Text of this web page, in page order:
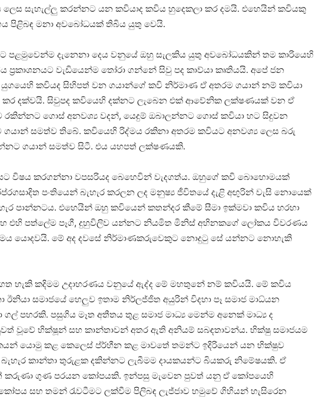
සැහැල්ලු කරන්නට යන කවියාද කවිය හුදෙකලා කර දමයි. එහෙයින් කවියකු
පිළිබඳ මනා අවබෝධයක් තිබිය යුතු වෙයි.
පළමුවෙන්ම දැනෙනා දෙය වනුයේ ඔහු සැලකිය යුතු අවබෝධයකින් තම කාරියෙහි
වැඩියෙන්ම තෝරා ගන්නේ සිවු පද කාව්යා කෘතියයි. අපේ ජන
කවියද සිහිපත් වන ගයාන්ගේ කවි නිර්මාණ ඒ අතරම ගයාන් නම් කවියා
කර දක්වයි. සිවුපද කවියෙහි දක්නට ලැබෙන එක් ආවේනික ලක්ෂණයක් වන ඒ
රකින්නට ගොස් අනවශ්‍ය වදන්, යෙදුම් ඔබාලන්නට ගොස් කවියා හට සිදුවන
ගයාන් සමත්ව තිබේ. කවියෙහි රිද්මය රකිනා අතරම කවියට අනවශ්‍ය ලෙස බරු
ගයාන් සමත්ව සිටී. එය යහපත් ලක්ෂණයකි.
විෂය කරගන්නා වපසරියද බෙහෙවින් වැදගත්ය. ඔහුගේ කවි බොහොමයක්
පංතියෙන් බැහැර කරලන ලද මනුෂ්‍ය ජීවිතයේ දැළි අඟුරින් වැසි නොයෙක්
පාන්නටය. එහෙයින් ඔහු කවියෙන් කතන්දර කීමේ සීමා ඉක්මවා කවිය හරහා
එහි පත්ලේම පෑගී, දුහුවිලිව යන්නට නියමිත මිනිස් අහිනකගේ ලෝකය විවරණය
යොදවයි. මේ අද දවසේ නිර්මාණකරුවෙකුට නොදුටු සේ යන්නට නොහැකි
හැකි කදිමම උදාහරණය වනුයේ ඇද්ද මේ මහතුනේ නම් කවියයි. මේ කවිය
සමාජයේ හෙලුව ඉතාම නිර්ලජ්ජිත අයුරින් විදහා පෑ සමාජ මාධ්යන
පහරකි. පසුගිය මෑත අතීතය තුළ සමාජ මාධ්‍ය මෙන්ම අනෙක් මාධ්‍ය ද
වූවේ භික්ෂූන් සහ කාන්තාවන් අතර ඇති අනියම් සබඳතාවන්ය. භික්ෂු සමාජයම
යොමු කළ කෙලෙස් ප්ර්හීන කළ මාවතේ තමන්ට ඉදිරියෙන් යන භික්ෂුව
කාන්තා තුරුළක දකින්නට ලැබීමම දායකයන්ට බියකරු නිමේෂයකි. ඒ
ගුණ පරයන කෝපයකි. ඉන්පසු මැවෙන පුවත් යනු ඒ කෝපයෙහි
සහ තමන් රැවටීමට ලක්වීම පිලිබඳ ලැජ්ජාව හමුවේ ගිහියන් හැසිරෙන